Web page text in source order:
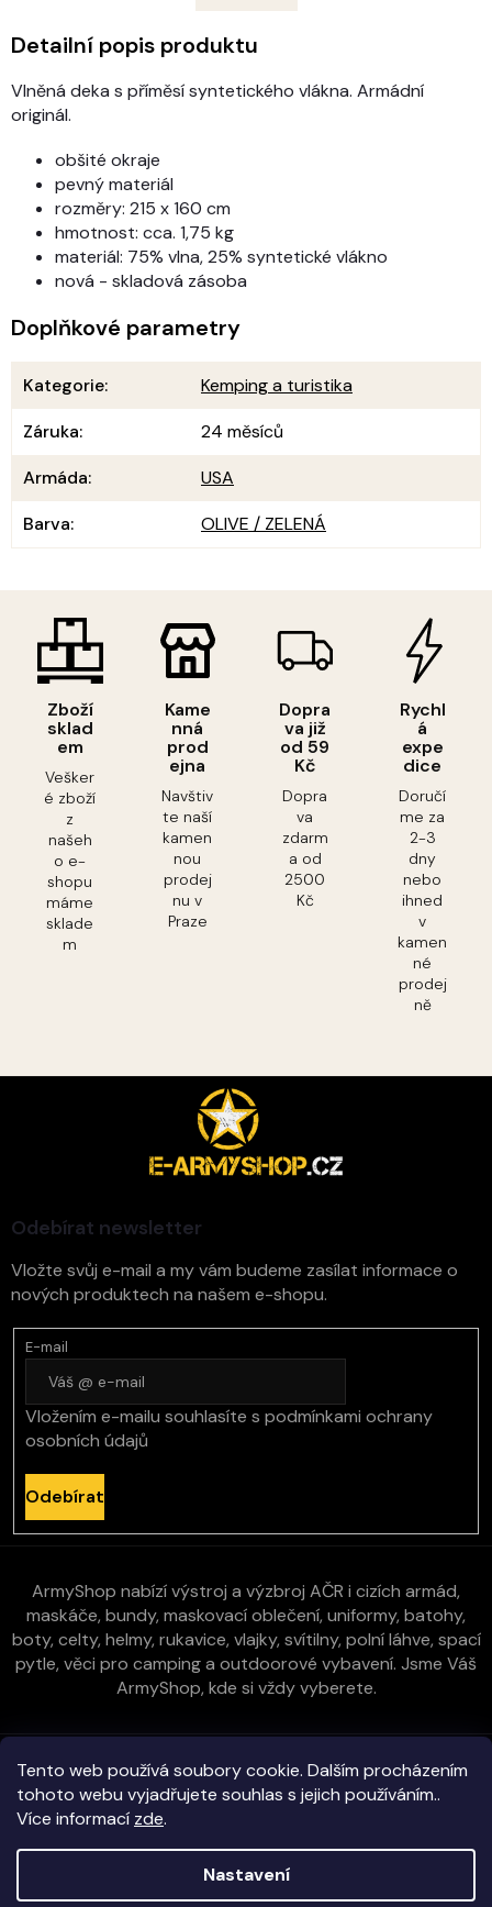
Tento web používá soubory cookie. Dalším procházením
tohoto webu vyjadřujete souhlas s jejich používáním..
Více informací zde.
Nastavení
Zboží
sklad
em
Vešker
é zboží
z
našeh
o e-
shopu
máme
sklade
m
Kame
nná
prod
ejna
Navštiv
te naší
kamen
nou
prodej
nu v
Praze
Dopra
va již
od 59
Kč
Dopra
va
zdarm
a od
2500
Kč
Rychl
á
expe
dice
Doručí
me za
2-3
dny
nebo
ihned
v
kamen
né
prodej
ně
Detailní popis produktu
Vlněná deka s příměsí syntetického vlákna. Armádní
originál.
obšité okraje
pevný materiál
rozměry: 215 x 160 cm
hmotnost: cca. 1,75 kg
materiál: 75% vlna, 25% syntetické vlákno
nová - skladová zásoba
Doplňkové parametry
Kategorie:
Kemping a turistika
Záruka:
24 měsíců
Armáda:
USA
Barva: OLIVE / ZELENÁ
Odebírat newsletter
Vložte svůj e-mail a my vám budeme zasílat informace o
nových produktech na našem e-shopu.
E-mail
Vložením e-mailu souhlasíte s podmínkami ochrany
osobních údajů
Odebírat
ArmyShop nabízí výstroj a výzbroj AČR i cizích armád,
maskáče, bundy, maskovací oblečení, uniformy, batohy,
boty, celty, helmy, rukavice, vlajky, svítilny, polní láhve, spací
pytle, věci pro camping a outdoorové vybavení. Jsme Váš
ArmyShop, kde si vždy vyberete.
Zákaznická péče
Vše o nákupu